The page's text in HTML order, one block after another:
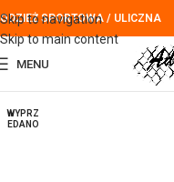
Skip to navigation
Skip to main content
ODZIEŻ SPORTOWA / ULICZNA
MENU
WYPRZ
EDANO